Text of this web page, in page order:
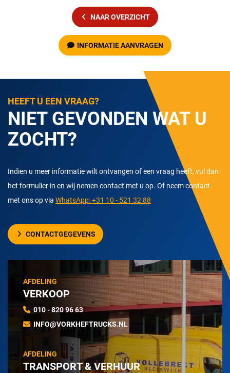
NAAR OVERZICHT
INFORMATIE AANVRAGEN
HEEFT U EEN VRAAG?
NIET GEVONDEN WAT U
ZOCHT?
Indien u meer informatie wilt ontvangen of een vraag heeft, vul dan
het formulier in en wij nemen contact met u op. Of neem contact
met ons op via WhatsApp: +31 10 - 521 32 88
CONTACTGEGEVENS
AFDELING
VERKOOP
010 - 820 96 63
INFO@VORKHEFTRUCKS.NL
AFDELING
TRANSPORT & VERHUUR